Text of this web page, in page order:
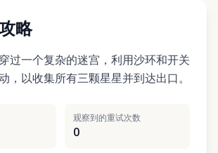
略
过一个复杂的迷宫，利用沙环和开关
，以收集所有三颗星星并到达出口。
观察到的重试次数
0